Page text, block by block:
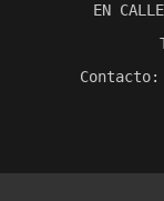
EN
Contacto: